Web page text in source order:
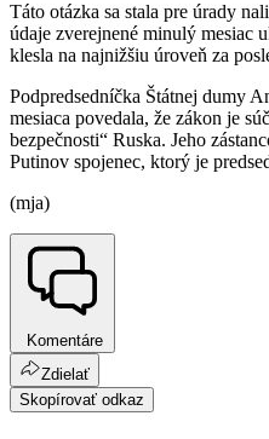
Táto otázka sa stala pre úrady
údaje zverejnené minulý mesiac
klesla na najnižšiu úroveň za
Podpredsedníčka Štátnej dumy
mesiaca povedala, že zákon je
bezpečnosti“ Ruska. Jeho
Putinov spojenec, ktorý je
(mja)
Komentáre
Zdielať
Skopírovať odkaz